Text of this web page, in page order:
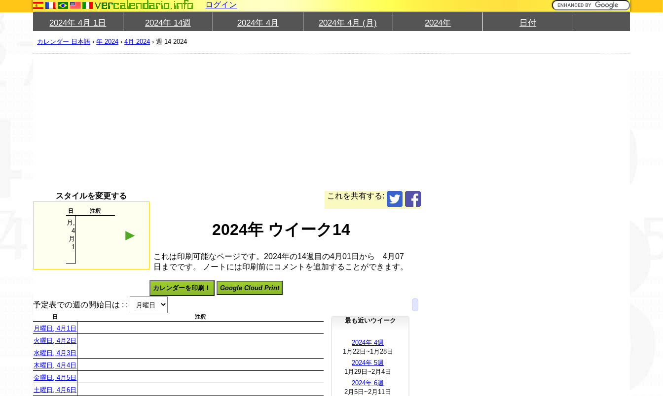
ログイン
2024年 4月 1日 2024年 14週 2024年 4月 2024年 4月 (月) 2024年 日付
カレンダー 日本語 ›年 2024 ›4月 2024 ›週 14 2024
これを共有する:
スタイルを変更する
日 注釈
月,
4
月
1
► 2024年 ウイーク14
これは印刷可能なページです。2024年の14週目の4月01日から 4月07
日までです。 ノートには印刷前にコメントを追加することができます。
カレンダーを印刷！ Google Cloud Print
予定表での週の開始日は : :
日 注釈
月曜日, 4月1日
火曜日, 4月2日
水曜日, 4月3日
木曜日, 4月4日
金曜日, 4月5日
土曜日, 4月6日
最も近いウイーク
2024年 4週
1月22日~1月28日
2024年 5週
1月29日~2月4日
2024年 6週
2月5日~2月11日